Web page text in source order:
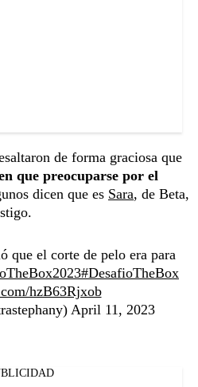
de forma graciosa que
que preocuparse por el
dicen que es Sara, de Beta,
que el corte de pelo era para
#DesafioTheBox
hzB63Rjxob
April 11, 2023